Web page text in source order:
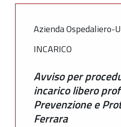
Azienda Ospedaliero-
INCARICO
Avviso per
incarico libero
Prevenzione e
Ferrara